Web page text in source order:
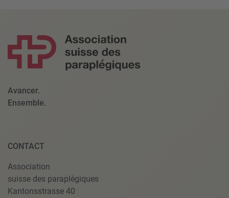
Avancer.
Ensemble.
CONTACT
Association
suisse des paraplégiques
Kantonsstrasse 40